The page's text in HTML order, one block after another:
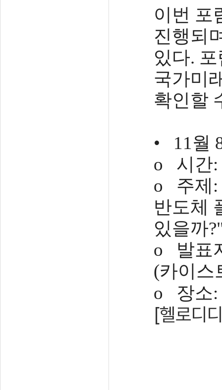
이번 포
진행되
있다.
국가미
확인할
• 11월
o 시간:
o 주제:
반도체
있을까
o 발표
(카이스
o 장소:
[헬로디